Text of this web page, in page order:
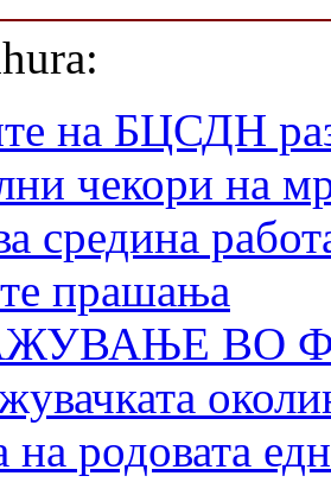
на БЦСДН
чекори на
средина
прашања
ВО
на родовата